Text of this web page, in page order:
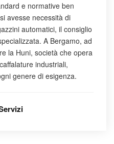
e normative ben
avesse necessità di
automatici, il consiglio
A Bergamo, ad
la Huni, società che opera
industriali,
genere di esigenza.